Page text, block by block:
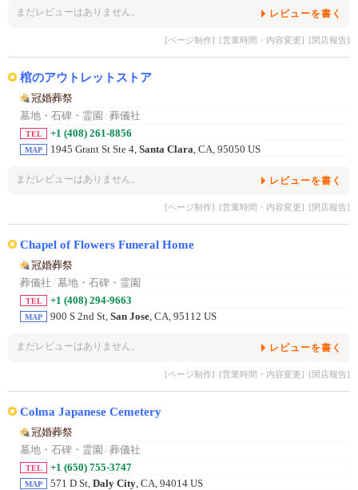
まだレビューはありません。 レビューを書く
[ページ制作] [営業時間・内容変更] [閉店報告]
棺のアウトレットストア
冠婚葬祭
墓地・石碑・霊園 / 葬儀社
TEL +1 (408) 261-8856
MAP 1945 Grant St Ste 4, Santa Clara , CA, 95050 US
まだレビューはありません。 レビューを書く
[ページ制作] [営業時間・内容変更] [閉店報告]
Chapel of Flowers Funeral Home
冠婚葬祭
葬儀社 / 墓地・石碑・霊園
TEL +1 (408) 294-9663
MAP 900 S 2nd St, San Jose , CA, 95112 US
まだレビューはありません。 レビューを書く
[ページ制作] [営業時間・内容変更] [閉店報告]
Colma Japanese Cemetery
冠婚葬祭
墓地・石碑・霊園 / 葬儀社
TEL +1 (650) 755-3747
MAP 571 D St, Daly City , CA, 94014 US